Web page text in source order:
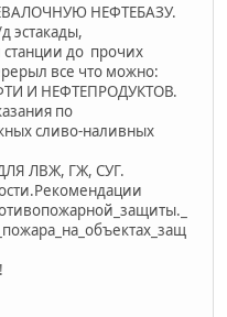
НЕФТЕБАЗУ.
эстакады,
до прочих
все что можно:
И НЕФТЕПРОДУКТОВ.
по
сливо-наливных
ЛВЖ, ГЖ, СУГ.